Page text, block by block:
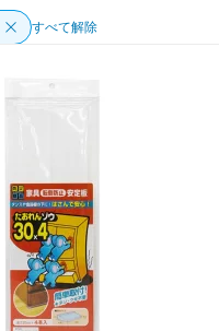
すべて解除